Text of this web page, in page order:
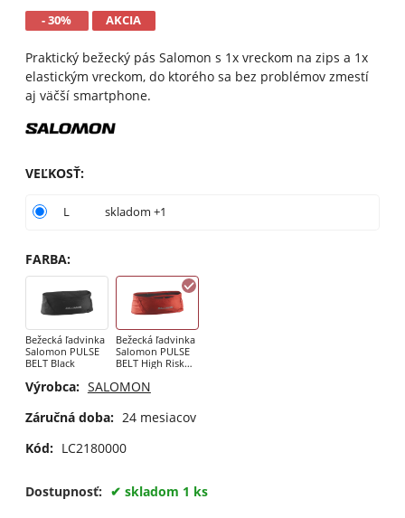
- 30% AKCIA
Praktický bežecký pás Salomon s 1x vreckom na zips a 1x
elastickým vreckom, do ktorého sa bez problémov zmestí
aj väčší smartphone.
VEĽKOSŤ:
L skladom +1
FARBA:
Bežecká ľadvinka
Salomon PULSE
BELT Black
Bežecká ľadvinka
Salomon PULSE
BELT High Risk
Výrobca: SALOMON
Záručná doba: 24 mesiacov
Kód: LC2180000
Dostupnosť: skladom 1 ks